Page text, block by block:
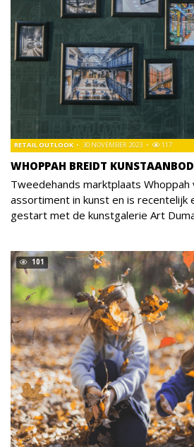
WHOPPAH BREIDT
RETAIL OUTLOOK 30 NOVEMBER 2023 117
Tweedehands marktplaats
assortiment in kunst en is recentelijk
gestart met de kunstgalerie Art
101